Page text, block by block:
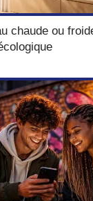
chaude ou